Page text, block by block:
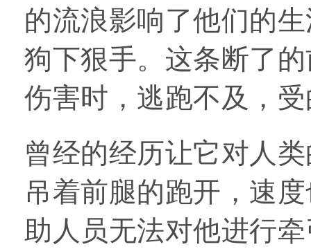
的流浪影响了他们的
狗下狠手。这条断了
伤害时，逃跑不及，
曾经的经历让它对人
吊着前腿的跑开，速
助人员无法对他进行